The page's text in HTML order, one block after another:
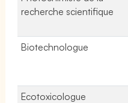
recherche scientifique
Biotechnologue
Ecotoxicologue